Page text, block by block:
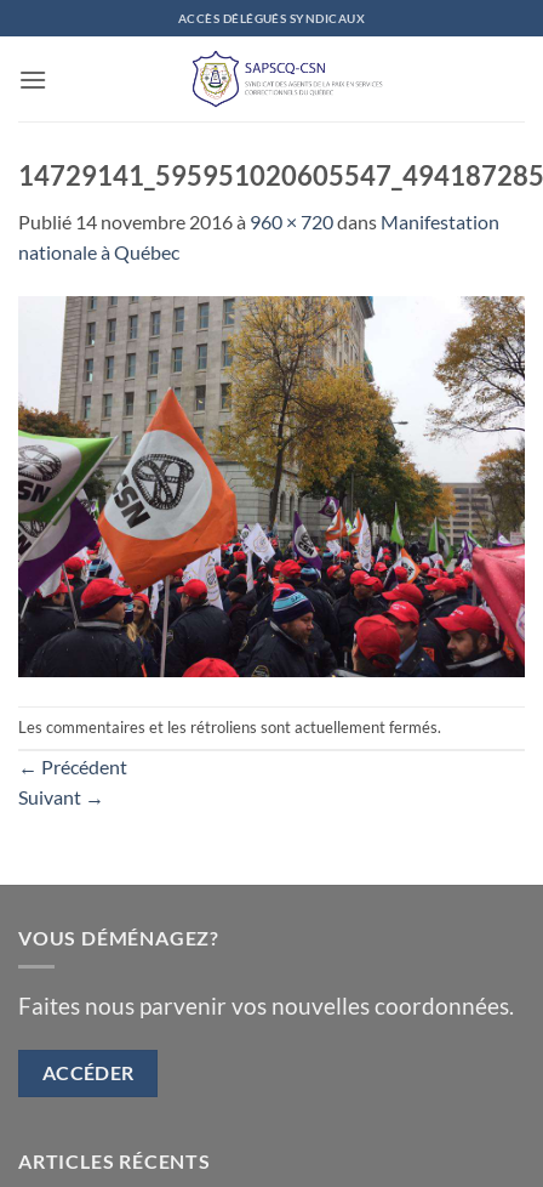
au
contenu
ACCÈS DÉLÉGUÉS SYNDICAUX
Publié 14 novembre 2016à 960 × 720dans Manifestation
nationale à Québec
Les commentaires et les rétroliens sont actuellement fermés.
← Précédent
Suivant →
VOUS DÉMÉNAGEZ?
Faites nous parvenir vos nouvelles coordonnées.
ACCÉDER
ARTICLES RÉCENTS